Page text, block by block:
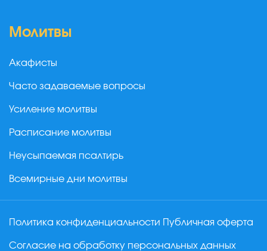
Молитвы
Акафисты
Часто задаваемые вопросы
Усиление молитвы
Расписание молитвы
Неусыпаемая псалтирь
Всемирные дни молитвы
Политика конфиденциальности Публичная оферта
Согласие на обработку персональных данных